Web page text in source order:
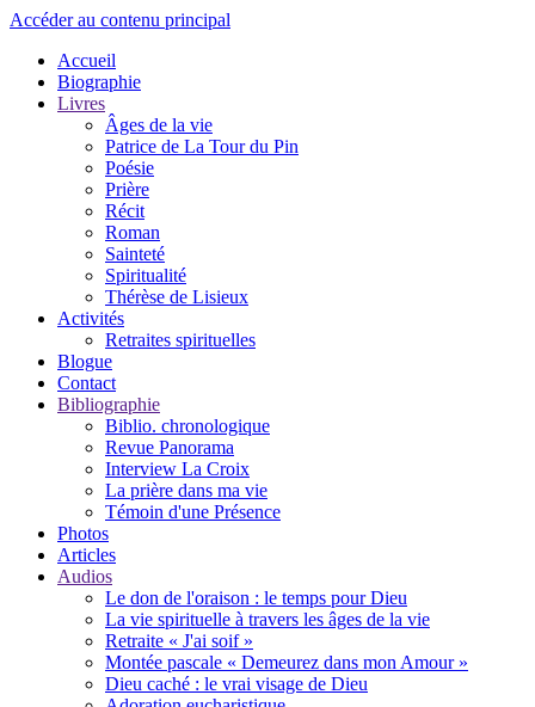
Accéder au contenu principal
Accueil
Biographie
Livres
Âges de la vie
Patrice de La Tour du Pin
Poésie
Prière
Récit
Roman
Sainteté
Spiritualité
Thérèse de Lisieux
Activités
Retraites spirituelles
Blogue
Contact
Bibliographie
Biblio. chronologique
Revue Panorama
Interview La Croix
La prière dans ma vie
Témoin d'une Présence
Photos
Articles
Audios
Le don de l'oraison : le temps pour Dieu
La vie spirituelle à travers les âges de la vie
Retraite « J'ai soif »
Montée pascale « Demeurez dans mon Amour »
Dieu caché : le vrai visage de Dieu